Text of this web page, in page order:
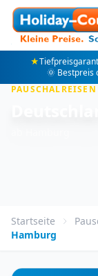
★
🌞 Bestpreis
PAUSCHALREISEN
Startseite
Hamburg